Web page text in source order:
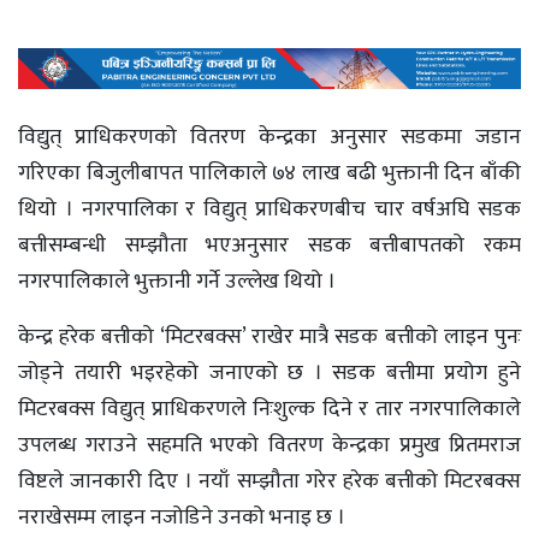
विद्युत् प्राधिकरणको वितरण केन्द्रका अनुसार सडकमा जडान
गरिएका बिजुलीबापत पालिकाले ७४ लाख बढी भुक्तानी दिन बाँकी
थियो । नगरपालिका र विद्युत् प्राधिकरणबीच चार वर्षअघि सडक
बत्तीसम्बन्धी सम्झौता भएअनुसार सडक बत्तीबापतको रकम
नगरपालिकाले भुक्तानी गर्ने उल्लेख थियो ।
केन्द्र हरेक बत्तीको ‘मिटरबक्स’ राखेर मात्रै सडक बत्तीको लाइन पुनः
जोड्ने तयारी भइरहेको जनाएको छ । सडक बत्तीमा प्रयोग हुने
मिटरबक्स विद्युत् प्राधिकरणले निःशुल्क दिने र तार नगरपालिकाले
उपलब्ध गराउने सहमति भएको वितरण केन्द्रका प्रमुख प्रितमराज
विष्टले जानकारी दिए । नयाँ सम्झौता गरेर हरेक बत्तीको मिटरबक्स
नराखेसम्म लाइन नजोडिने उनको भनाइ छ ।